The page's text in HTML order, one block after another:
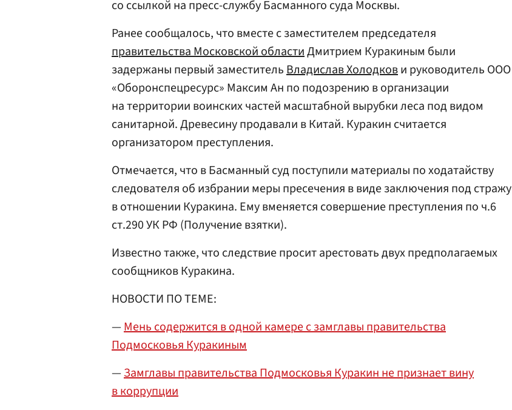
со ссылкой на пресс-службу Басманного суда Москвы.
Ранее сообщалось, что вместе с заместителем председателя
правительства Московской областиДмитрием Куракиным были
задержаны первый заместительВладислав Холодкови руководитель ООО
«Оборонспецресурс» Максим Ан по подозрению в организации
на территории воинских частей масштабной вырубки леса под видом
санитарной. Древесину продавали в Китай. Куракин считается
организатором преступления.
Отмечается, что в Басманный суд поступили материалы по ходатайству
следователя об избрании меры пресечения в виде заключения под стражу
в отношении Куракина. Ему вменяется совершение преступления по ч.6
ст.290 УК РФ (Получение взятки).
Известно также, что следствие просит арестовать двух предполагаемых
сообщников Куракина.
НОВОСТИ ПО ТЕМЕ:
—Мень содержится в одной камере с замглавы правительства
Подмосковья Куракиным
—Замглавы правительства Подмосковья Куракин не признает вину
в коррупции